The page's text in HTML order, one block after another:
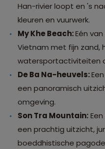
Han-rivier loopt en 's
kleuren en vuurwerk.
My Khe Beach:Eén
Vietnam met fijn zand,
watersportactiviteiten
De Ba Na-heuvels:
een panoramisch
omgeving.
Son Tra Mountain:
een prachtig uitzicht,
boeddhistische pagode